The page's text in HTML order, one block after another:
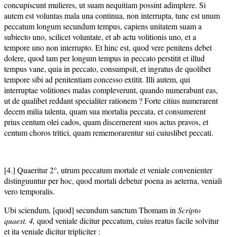
concupiscunt mulieres, ut suam nequitiam possint adimplere. Si
autem est voluntas mala una continua, non interrupta, tunc est unum
peccatum longum secundum tempus, capiens unitatem suam a
subiecto uno, scilicet voluntate, et ab actu volitionis uno, et a
tempore uno non interrupto. Et hinc est, quod vere penitens debet
dolere, quod tam per longum tempus in peccato perstitit et illud
tempus vane, quia in peccato, consumpsit, et ingratus de quolibet
tempore sibi ad penitentiam concesso extitit. Illi autem, qui
interruptae volitiones malas compleverunt, quando numerabunt eas,
ut de qualibet reddant specialiter rationem ? Forte citius numerarent
decem milia talenta, quam sua mortalia peccata, et consumerent
prius centum olei cados, quam discernerent suos actus pravos, et
centum choros tritici, quam rememorarentur sui cuiuslibet peccati.
[4.] Quaeritur 2°, utrum peccatum mortale et veniale convenienter
distinguuntur per hoc, quod mortali debetur poena as aeterna, veniali
vero temporalis.
Ubi sciendum, [quod] secundum sanctum Thomam in Scripto
quaest. 4, quod veniale dicitur peccatum, cuius reatus facile solvitur
et ita veniale dicitur tripliciter :